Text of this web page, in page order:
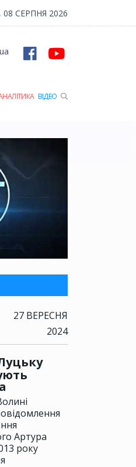
Герой з Рожищенської
СЕРПНЯ 2026
ВІДЕО
27 ВЕРЕСНЯ
2024
Артура
року